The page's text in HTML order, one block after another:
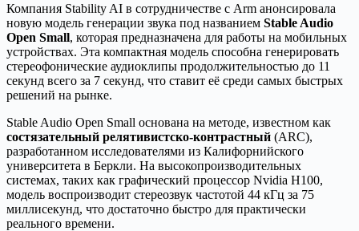
Компания Stability AI в сотрудничестве с Arm анонсировала
новую модель генерации звука под названием Stable Audio
Open Small, которая предназначена для работы на мобильных
устройствах. Эта компактная модель способна генерировать
стереофонические аудиоклипы продолжительностью до 11
секунд всего за 7 секунд, что ставит её среди самых быстрых
решений на рынке.
Stable Audio Open Small основана на методе, известном как
состязательный релятивистско-контрастный (ARC),
разработанном исследователями из Калифорнийского
университета в Беркли. На высокопроизводительных
системах, таких как графический процессор Nvidia H100,
модель воспроизводит стереозвук частотой 44 кГц за 75
миллисекунд, что достаточно быстро для практически
реального времени.